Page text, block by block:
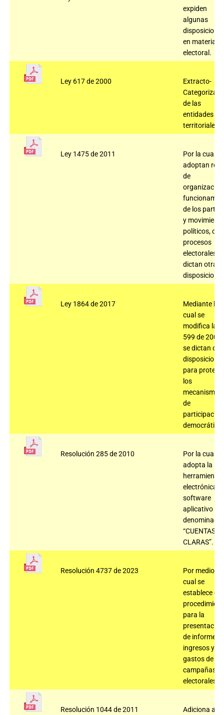
expiden
algunas
en materia
electoral.
Ley 617 de 2000
Extracto-
de las
entidades
territoriales.
Ley 1475 de 2011
Por la cual se
adoptan
de
de los
y
políticos, de
procesos
electorales y
dictan otras
Ley 1864 de 2017
Mediante la
cual se
modifica la
599 de 2000
se dictan
para
los
mecanismos
de
participación
democrática
Resolución 285 de 2010
Por la cual se
adopta la
herramienta
electrónica,
software
aplicativo
denominado
“CUENTAS
CLARAS”.
Resolución 4737 de 2023
Por medio
cual se
establece el
para la
presentación
de informes
ingresos y
gastos de
campañas
electorales.
Resolución 1044 de 2011 Adiciona a la